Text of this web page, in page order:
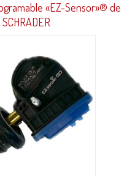
«EZ-Sensor»® de